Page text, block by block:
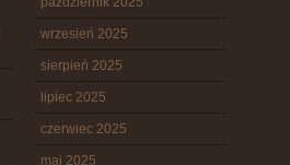
wrzesień 2025
sierpień 2025
lipiec 2025
czerwiec 2025
maj 2025